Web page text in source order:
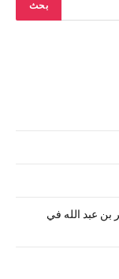
( 10 ) : حديث جابر بن عبد الله في